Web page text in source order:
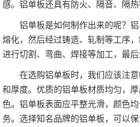
感。铝单板还具有防火、隔音、隔
铝单板是如何制作出来的呢？
熔化，然后经过铸造、轧制等工序
进行切割、弯曲、焊接等加工，最
在选购铝单板时，我们应该注
和厚度。优质的铝单板材质均匀，
色。铝单板表面应平整光滑，颜色
务。选择知名品牌的铝单板，可以保